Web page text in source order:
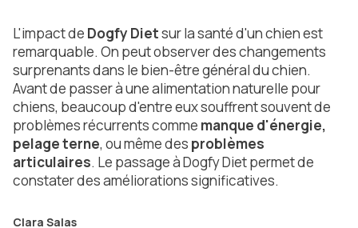
L'impact de Dogfy Dietsur la santé d'un chien est
remarquable. On peut observer des changements
surprenants dans le bien-être général du chien.
Avant de passer à une alimentation naturelle pour
chiens, beaucoup d'entre eux souffrent souvent de
problèmes récurrents comme manque d'énergie,
pelage terne, ou même des problèmes
articulaires. Le passage à Dogfy Diet permet de
constater des améliorations significatives.
Clara Salas